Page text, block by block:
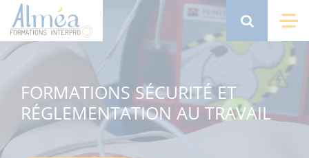
Search
FORMATIONS SÉCURITÉ ET
RÉGLEMENTATION AU TRAVAIL